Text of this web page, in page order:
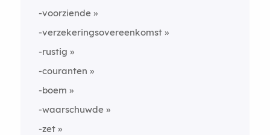
-voorziende
-verzekeringsovereenkomst
-rustig
-couranten
-boem
-waarschuwde
-zet